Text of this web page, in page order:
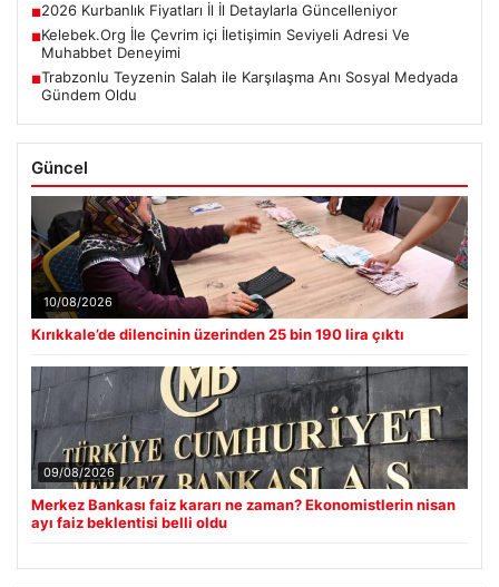
■2026 Kurbanlık Fiyatları İl İl Detaylarla Güncelleniyor
■Kelebek.Org İle Çevrim içi İletişimin Seviyeli Adresi Ve
Muhabbet Deneyimi
■Trabzonlu Teyzenin Salah ile Karşılaşma Anı Sosyal Medyada
Gündem Oldu
Güncel
10/08/2026
Kırıkkale’de dilencinin üzerinden 25 bin 190 lira çıktı
09/08/2026
Merkez Bankası faiz kararı ne zaman? Ekonomistlerin nisan
ayı faiz beklentisi belli oldu